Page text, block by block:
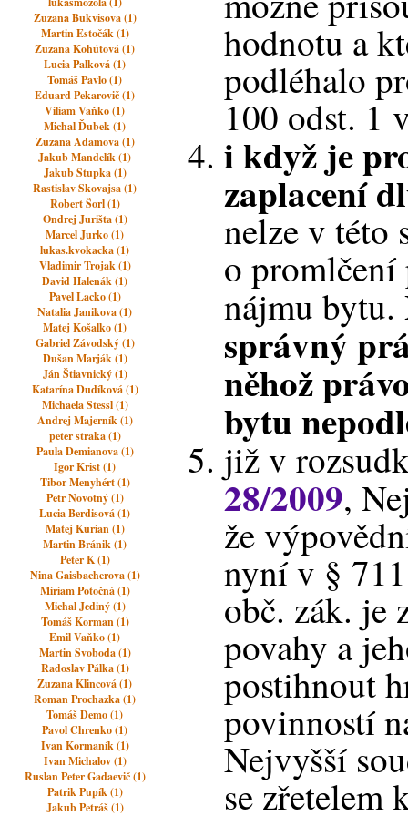
Zuzana Bukvisova (1)
Martin Estočák (1)
Zuzana Kohútová (1)
Lucia Palková (1)
Tomáš Pavlo (1)
Eduard Pekarovič (1)
Viliam Vaňko (1)
Michal Ďubek (1)
Zuzana Adamova (1)
Jakub Mandelík (1)
Jakub Stupka (1)
Rastislav Skovajsa (1)
Robert Šorl (1)
Ondrej Jurišta (1)
Marcel Jurko (1)
lukas.kvokacka (1)
Vladimir Trojak (1)
David Halenák (1)
Pavel Lacko (1)
Natalia Janikova (1)
Matej Košalko (1)
Gabriel Závodský (1)
Dušan Marják (1)
Ján Štiavnický (1)
Katarína Dudíková (1)
Michaela Stessl (1)
Andrej Majerník (1)
peter straka (1)
Paula Demianova (1)
Igor Krist (1)
Tibor Menyhért (1)
Petr Novotný (1)
Lucia Berdisová (1)
Matej Kurian (1)
Martin Bránik (1)
Peter K (1)
Nina Gaisbacherova (1)
Miriam Potočná (1)
Michal Jediný (1)
Tomáš Korman (1)
Emil Vaňko (1)
Martin Svoboda (1)
Radoslav Pálka (1)
Zuzana Klincová (1)
Roman Prochazka (1)
Tomáš Demo (1)
Pavol Chrenko (1)
Ivan Kormaník (1)
Ivan Michalov (1)
Ruslan Peter Gadaevič (1)
Patrik Pupík (1)
Jakub Petráš (1)
hodnotu a
podléhalo
100 odst. 1
i když je
zaplacení
nelze v této
o promlčení
nájmu bytu.
správný
něhož
bytu
již v
28/2009,
že
nyní v §
obč. zák. je
povahy a
postihnout
povinností
Nejvyšší
se zřetelem